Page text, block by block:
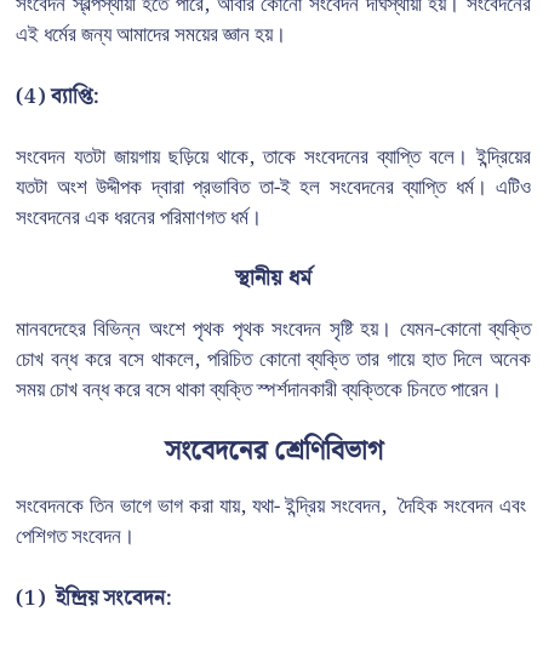
এই ধর্মের জন্য আমাদের সময়ের জ্ঞান হয়।
(4)ব্যাপ্তি:
সংবেদন যতটা জায়গায় ছড়িয়ে থাকে, তাকে সংবেদনের ব্যাপ্তি বলে। ইন্দ্রিয়ের
যতটা অংশ উদ্দীপক দ্বারা প্রভাবিত তা-ই হল সংবেদনের ব্যাপ্তি ধর্ম। এটিও
সংবেদনের এক ধরনের পরিমাণগত ধর্ম।
স্থানীয় ধর্ম
মানবদেহের বিভিন্ন অংশে পৃথক পৃথক সংবেদন সৃষ্টি হয়। যেমন-কোনো ব্যক্তি
চোখ বন্ধ করে বসে থাকলে, পরিচিত কোনো ব্যক্তি তার গায়ে হাত দিলে অনেক
সময় চোখ বন্ধ করে বসে থাকা ব্যক্তি স্পর্শদানকারী ব্যক্তিকে চিনতে পারেন।
সংবেদনের শ্রেণিবিভাগ
সংবেদনকে তিন ভাগে ভাগ করা যায়, যথা- ইন্দ্রিয় সংবেদন, দৈহিক সংবেদন এবং
পেশিগত সংবেদন।
(1) ইন্দ্রিয় সংবেদন: